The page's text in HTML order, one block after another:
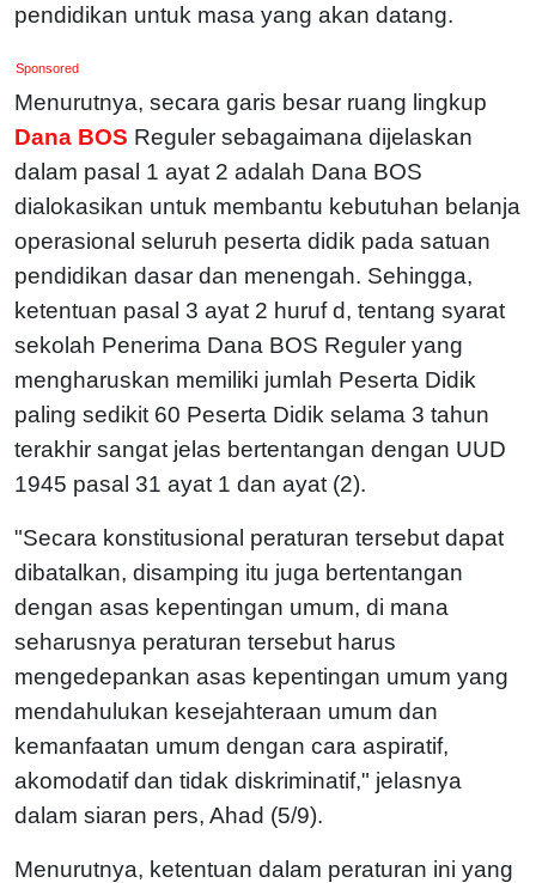
pendidikan untuk masa yang akan datang.
Sponsored
Menurutnya, secara garis besar ruang lingkup
Dana BOS Reguler sebagaimana dijelaskan
dalam pasal 1 ayat 2 adalah Dana BOS
dialokasikan untuk membantu kebutuhan belanja
operasional seluruh peserta didik pada satuan
pendidikan dasar dan menengah. Sehingga,
ketentuan pasal 3 ayat 2 huruf d, tentang syarat
sekolah Penerima Dana BOS Reguler yang
mengharuskan memiliki jumlah Peserta Didik
paling sedikit 60 Peserta Didik selama 3 tahun
terakhir sangat jelas bertentangan dengan UUD
1945 pasal 31 ayat 1 dan ayat (2).
"Secara konstitusional peraturan tersebut dapat
dibatalkan, disamping itu juga bertentangan
dengan asas kepentingan umum, di mana
seharusnya peraturan tersebut harus
mengedepankan asas kepentingan umum yang
mendahulukan kesejahteraan umum dan
kemanfaatan umum dengan cara aspiratif,
akomodatif dan tidak diskriminatif," jelasnya
dalam siaran pers, Ahad (5/9).
Menurutnya, ketentuan dalam peraturan ini yang